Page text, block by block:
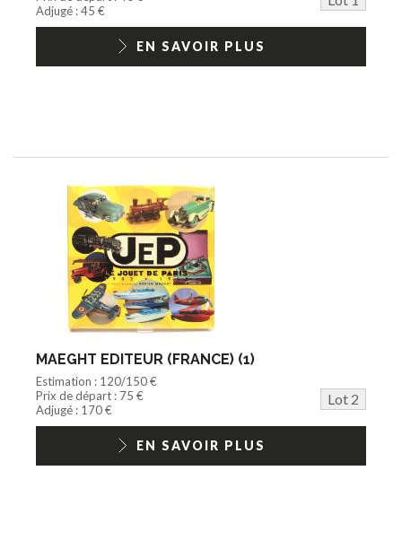
Jouets Fast Food
Trading cards
1/18ème moderne
Adjugé : 45 €
EN SAVOIR PLUS
MAEGHT EDITEUR (FRANCE) (1)
Estimation : 120/150 €
Prix de départ : 75 €
Lot 2
Adjugé : 170 €
EN SAVOIR PLUS